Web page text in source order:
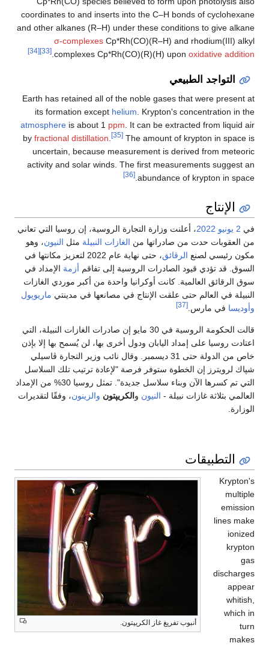
coordinates to and inserts into the C–H bonds of cyclohexane
and other alkanes (R–H) under these conditions to give alkane
σ-complexes Cp*Rh(CO)(R–H) and rhodium(III) alkyl
complexes Cp*Rh(CO)(R)(H) upon oxidative addition
[33]
[34]
التواجد الطبيعي
Earth has retained all of the noble gases that were present at
its formation except helium. Krypton's concentration in the
atmosphere is about 1 ppm. It can be extracted from liquid air
by fractional distillation. [35] The amount of krypton in space is
uncertain, because measurement is derived from meteoric
activity and solar winds. The first measurements suggest an
abundance of krypton in space.
[36]
الإنتاج
في 2 يونيو 2022، أعلنت وزارة التجارة الروسية، إن روسيا التي تعاني
من العقوبات حدت من صادراتها من الغازات النبيلة مثل النيون، وهو
مكون رئيسي لصنع الرقائق
، حتى نهاية عام 2022 لتعزيز مكانتها في
السوق. قد تؤدي قيود الصادرات الروسية إلى تفاقم أزمة الإمداد في
سوق الرقائق العالمية. كانت أوكرانيا واحدة من أكبر موردي الغازات
النبيلة في العالم حتى علقت الإنتاج في مصانعها في مدينتي ماريوپول
وأوديسا في مارس. [37]
قالت الحكومة الروسية في 30 مايو إن صادرات الغازات النبيلة، التي
اعتادت روسيا على إمداد اليابان ودول أخرى بها، لن يُسمح بها إلا بإذن
خاص من الدولة حتى 31 ديسمبر. وقال نائب وزير التجارة ڤاسيلي
شپاك لرويترز إن الخطوة ستوفر فرصة "لإعادة ترتيب تلك السلاسل
التي تم كسرها الآن وبناء سلاسل جديدة". تمثل روسيا 30% من الإمداد
العالمي بثلاثة غازات نبيلة - النيون و الكريپتون والزينون، وفقًا لتقديرات
الوزارة.
التطبيقات
أنبوب تفريغ غاز الكريپتون.
Krypton's
multiple
emission
lines make
ionized
krypton
gas
discharges
appear
whitish,
which in
turn
makes